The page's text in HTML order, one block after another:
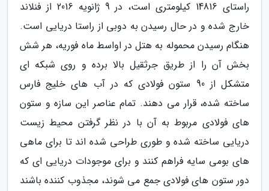
راستای 14816 کیلومتری است، در 9 ژانویه 2016 از فنلاند
خارج شده و در حال رسیدن به دوبی از راستا دریایی است.
هنگام رسیدن محموله به هتل در اواسط ماه فوریه، هر شش
بخش آن را از طریق جرثقیل بالا برده و روی شبکه ای
متشکل از 90 ستون فولادی که در آب های خلیج فارس
ساخته شده، قرار می دهند. تمام عناصر این سازه و ستون
های فولادی مربوط به آن با در نظر گرفتن محیط زیست
دریایی ساخته شده و طوری طراحی شده اند تا برای ماهی
های بومی سایه فراهم کنند و برای موجودات دریایی ای که
دور ستون های فولادی جمع می شوند، مجذوب کننده باشند